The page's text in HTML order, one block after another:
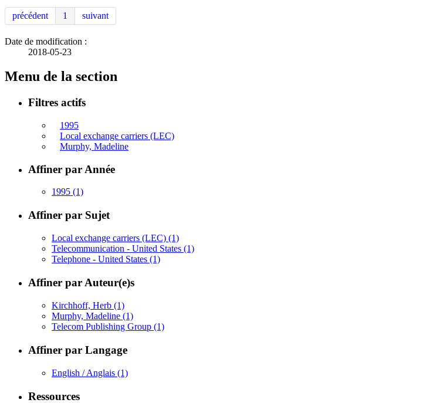
précédent 1 suivant
Date de modification :
2018-05-23
Menu de la section
Filtres actifs
1995
Local exchange carriers (LEC)
Murphy, Madeline
Affiner par Année
1995 (1)
Affiner par Sujet
Local exchange carriers (LEC) (1)
Telecommunication - United States (1)
Telephone - United States (1)
Affiner par Auteur(e)s
Kirchhoff, Herb (1)
Murphy, Madeline (1)
Telecom Publishing Group (1)
Affiner par Langage
English / Anglais (1)
Ressources